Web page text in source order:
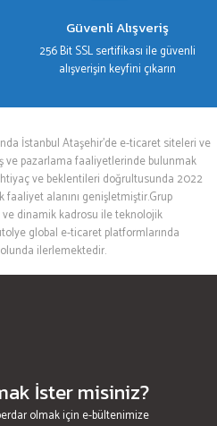
Güvenli Alışveriş
256 Bit SSL sertifikası ile güvenli
alışverişin keyfini çıkarın
İstanbul Ataşehir’de e-ticaret siteleri ve
ve pazarlama faaliyetlerinde bulunmak
ve beklentileri doğrultusunda 2022
alanını genişletmiştir.Grup
ve dinamik kadrosu ile teknolojik
global e-ticaret platformlarında
ilerlemektedir.
İster misiniz?
olmak için e-bültenimize